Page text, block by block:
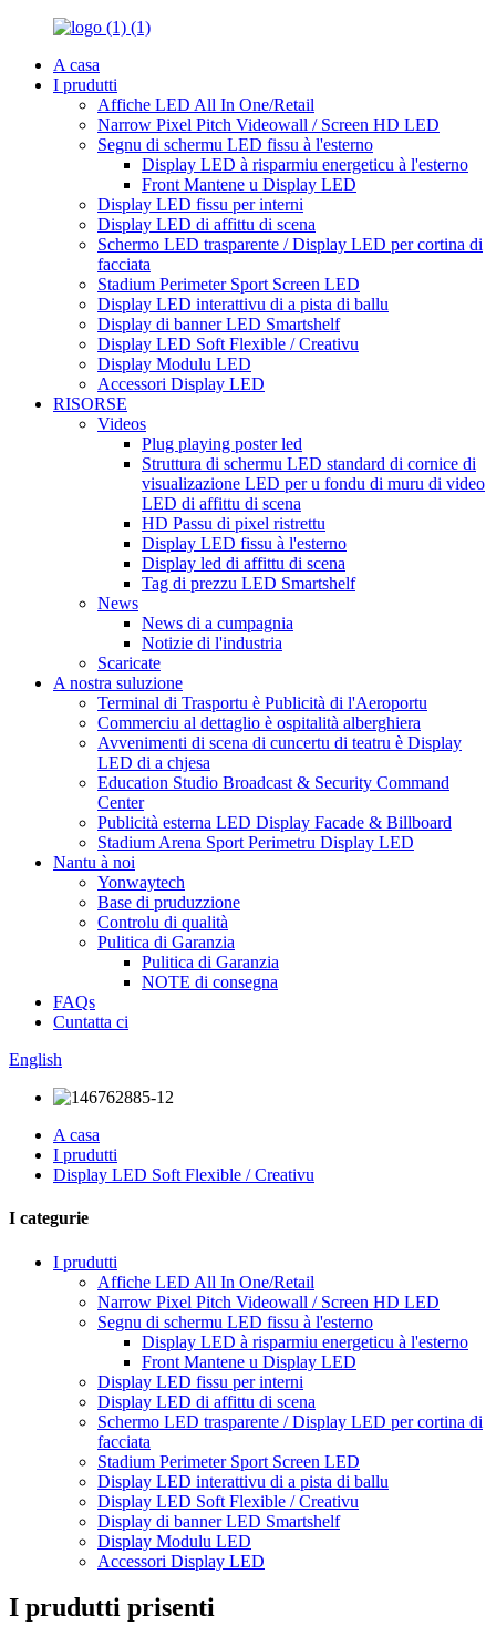
A casa
I prudutti
Affiche LED All In One/Retail
Narrow Pixel Pitch Videowall / Screen HD LED
Segnu di schermu LED fissu à l'esterno
Display LED à risparmiu energeticu à l'esterno
Front Mantene u Display LED
Display LED fissu per interni
Display LED di affittu di scena
Schermo LED trasparente / Display LED per cortina di
facciata
Stadium Perimeter Sport Screen LED
Display LED interattivu di a pista di ballu
Display di banner LED Smartshelf
Display LED Soft Flexible / Creativu
Display Modulu LED
Accessori Display LED
RISORSE
Videos
Plug playing poster led
Struttura di schermu LED standard di cornice di
visualizazione LED per u fondu di muru di video
LED di affittu di scena
HD Passu di pixel ristrettu
Display LED fissu à l'esterno
Display led di affittu di scena
Tag di prezzu LED Smartshelf
News
News di a cumpagnia
Notizie di l'industria
Scaricate
A nostra suluzione
Terminal di Trasportu è Publicità di l'Aeroportu
Commerciu al dettaglio è ospitalità alberghiera
Avvenimenti di scena di cuncertu di teatru è Display
LED di a chjesa
Education Studio Broadcast & Security Command
Center
Publicità esterna LED Display Facade & Billboard
Stadium Arena Sport Perimetru Display LED
Nantu à noi
Yonwaytech
Base di pruduzzione
Controlu di qualità
Pulitica di Garanzia
Pulitica di Garanzia
NOTE di consegna
FAQs
Cuntatta ci
English
A casa
I prudutti
Display LED Soft Flexible / Creativu
I categurie
I prudutti
Affiche LED All In One/Retail
Narrow Pixel Pitch Videowall / Screen HD LED
Segnu di schermu LED fissu à l'esterno
Display LED à risparmiu energeticu à l'esterno
Front Mantene u Display LED
Display LED fissu per interni
Display LED di affittu di scena
Schermo LED trasparente / Display LED per cortina di
facciata
Stadium Perimeter Sport Screen LED
Display LED interattivu di a pista di ballu
Display LED Soft Flexible / Creativu
Display di banner LED Smartshelf
Display Modulu LED
Accessori Display LED
I prudutti prisenti